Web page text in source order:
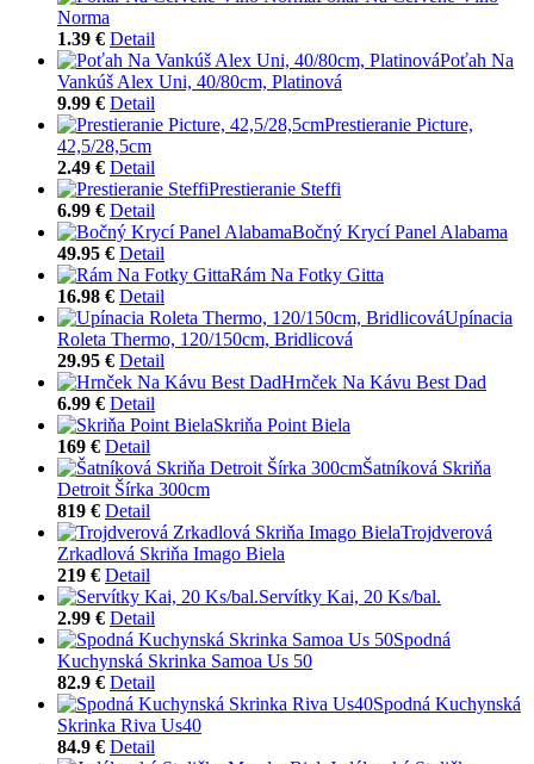
Norma
1.39 € Detail
Poťah Na
Vankúš Alex Uni, 40/80cm, Platinová
9.99 € Detail
Prestieranie Picture,
42,5/28,5cm
2.49 € Detail
Prestieranie Steffi
6.99 € Detail
Bočný Krycí Panel Alabama
49.95 € Detail
Rám Na Fotky Gitta
16.98 € Detail
Upínacia
Roleta Thermo, 120/150cm, Bridlicová
29.95 € Detail
Hrnček Na Kávu Best Dad
6.99 € Detail
Skriňa Point Biela
169 € Detail
Šatníková Skriňa
Detroit Šírka 300cm
819 € Detail
Trojdverová
Zrkadlová Skriňa Imago Biela
219 € Detail
Servítky Kai, 20 Ks/bal.
2.99 € Detail
Spodná
Kuchynská Skrinka Samoa Us 50
82.9 € Detail
Spodná Kuchynská
Skrinka Riva Us40
84.9 € Detail